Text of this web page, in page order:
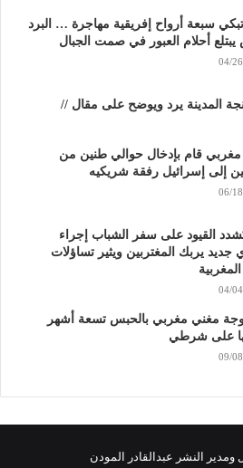
سبعة أرواح إفريقية مهاجرة … البرد
يبتلع أحلام العبور في صمت الجبال
04/
المدينة يرد ويوضح على مقال //
قام بإدخال حوالي طنين من
إلى إسرائيل رفقة شريكيه
06/
تُشدد القيود على سفر الشباب إجراء
يربك المغتربين ويثير تساؤلات
المغربية
04/
زوجة مغني مغربي بالحبس تسعة أشهر
على شرطي
09/
ومدير النشر عبدالقادر المودن